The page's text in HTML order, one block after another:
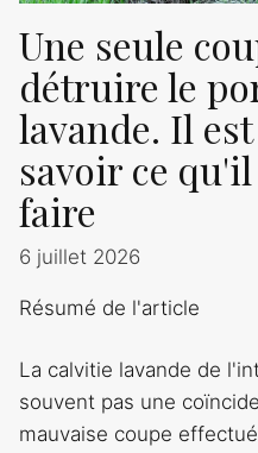
Une seule
détruire le
lavande. Il
savoir ce
faire
6 juillet 2026
Résumé de l'article
La calvitie lavande de
souvent pas une
mauvaise coupe